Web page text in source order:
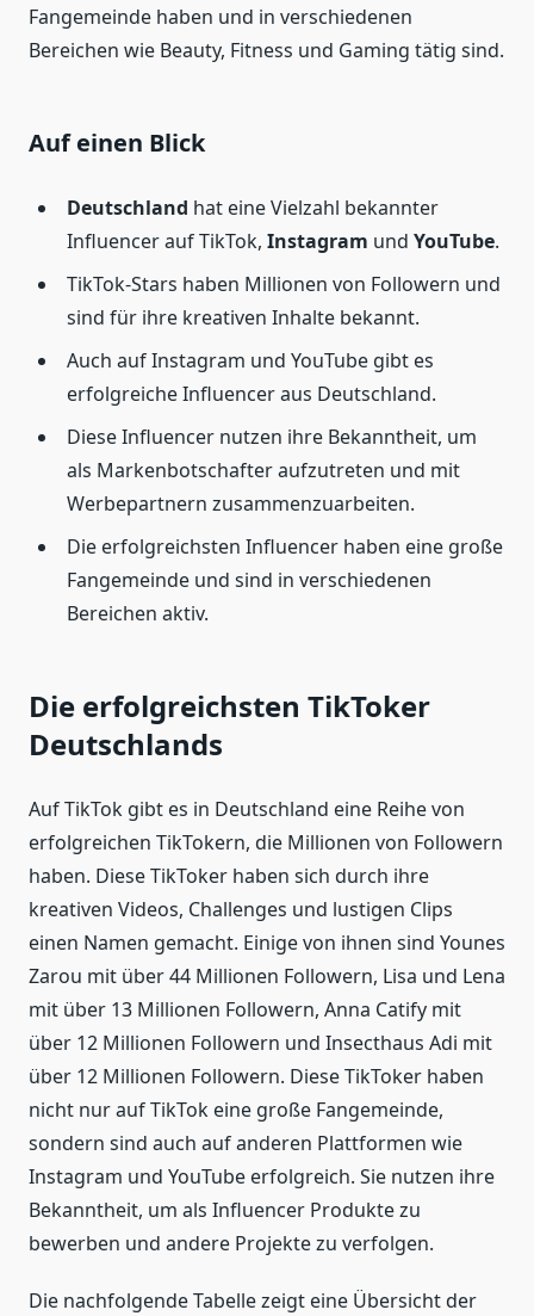
Fangemeinde haben und in verschiedenen
Bereichen wie Beauty, Fitness und Gaming tätig sind.
Auf einen Blick
Deutschland hat eine Vielzahl bekannter
Influencer auf TikTok, Instagram und YouTube.
TikTok-Stars haben Millionen von Followern und
sind für ihre kreativen Inhalte bekannt.
Auch auf Instagram und YouTube gibt es
erfolgreiche Influencer aus Deutschland.
Diese Influencer nutzen ihre Bekanntheit, um
als Markenbotschafter aufzutreten und mit
Werbepartnern zusammenzuarbeiten.
Die erfolgreichsten Influencer haben eine große
Fangemeinde und sind in verschiedenen
Bereichen aktiv.
Die erfolgreichsten TikToker
Deutschlands
Auf TikTok gibt es in Deutschland eine Reihe von
erfolgreichen TikTokern, die Millionen von Followern
haben. Diese TikToker haben sich durch ihre
kreativen Videos, Challenges und lustigen Clips
einen Namen gemacht. Einige von ihnen sind Younes
Zarou mit über 44 Millionen Followern, Lisa und Lena
mit über 13 Millionen Followern, Anna Catify mit
über 12 Millionen Followern und Insecthaus Adi mit
über 12 Millionen Followern. Diese TikToker haben
nicht nur auf TikTok eine große Fangemeinde,
sondern sind auch auf anderen Plattformen wie
Instagram und YouTube erfolgreich. Sie nutzen ihre
Bekanntheit, um als Influencer Produkte zu
bewerben und andere Projekte zu verfolgen.
Die nachfolgende Tabelle zeigt eine Übersicht der